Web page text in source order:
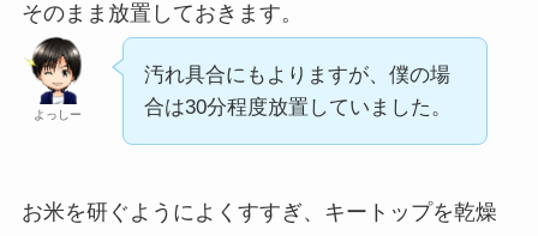
そのまま放置しておきます。
よっしー
汚れ具合にもよりますが、僕の場
合は30分程度放置していました。
お米を研ぐようによくすすぎ、キートップを乾燥